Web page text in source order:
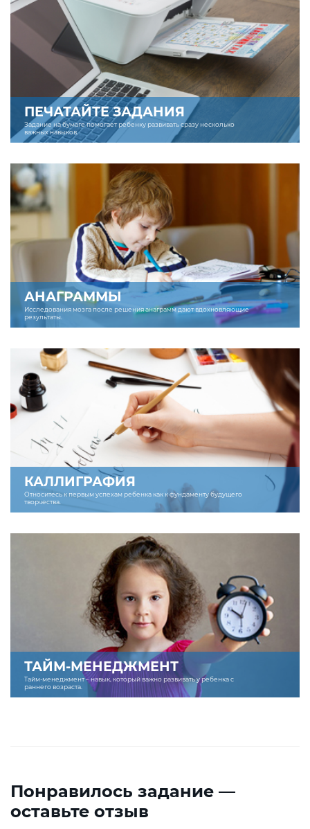
ПЕЧАТАЙТЕ ЗАДАНИЯ
Задание на бумаге помогает ребенку развивать сразу несколько
важных навыков.
АНАГРАММЫ
Исследования мозга после решения анаграмм дают вдохновляющие
результаты.
КАЛЛИГРАФИЯ
Относитесь к первым успехам ребенка как к фундаменту будущего
творчества.
ТАЙМ-МЕНЕДЖМЕНТ
Тайм-менеджмент – навык, который важно развивать у ребенка с
раннего возраста.
Понравилось задание —
оставьте отзыв